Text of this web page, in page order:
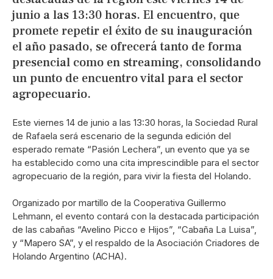
junio a las 13:30 horas. El encuentro, que
promete repetir el éxito de su inauguración
el año pasado, se ofrecerá tanto de forma
presencial como en streaming, consolidando
un punto de encuentro vital para el sector
agropecuario.
Este viernes 14 de junio a las 13:30 horas, la Sociedad Rural
de Rafaela será escenario de la segunda edición del
esperado remate “Pasión Lechera”, un evento que ya se
ha establecido como una cita imprescindible para el sector
agropecuario de la región, para vivir la fiesta del Holando.
Organizado por martillo de la Cooperativa Guillermo
Lehmann, el evento contará con la destacada participación
de las cabañas “Avelino Picco e Hijos”, “Cabaña La Luisa”,
y “Mapero SA”, y el respaldo de la Asociación Criadores de
Holando Argentino (ACHA).